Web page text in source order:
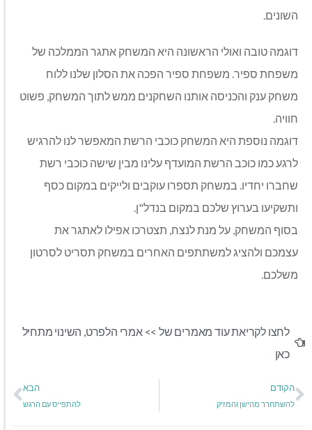
השונים.
דוגמה טובה ואולי הראשונה היא המשחק אתגר הממלכה של
משפחת ספיר. משפחת ספיר הפכה את הסלון שלנו ללוח
משחק ענק והכניסה אותנו השחקנים ממש לתוך המשחק, פשוט
חוויה.
דוגמה נוספת היא המשחק כוכבי הרשת המאפשר לנו להרגיש
לרגע כמו כוכב הרשת המועדף עלינו מבין שישה כוכבי רשת
שחברו יחדיו. במשחק תספרו עוקבים ולייקים במקום כסף
ותשקיעו בערוץ שלכם במקום בנדל"ן.
בסוף המשחק, על מנת לנצח, תצטרכו אפילו לאתגר את
עצמכם ולהציג למשתתפים האחרים במשחק תסריט לסרטון
משלכם.
לחצו לקריאת עוד מאמרים של >> אמרי הלפרט, השינוי מתחיל
כאן
הקודם
להשתחרר מהישן והמזיק
הבא
להתפייס עם הרגש